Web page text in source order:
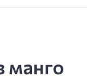
манго